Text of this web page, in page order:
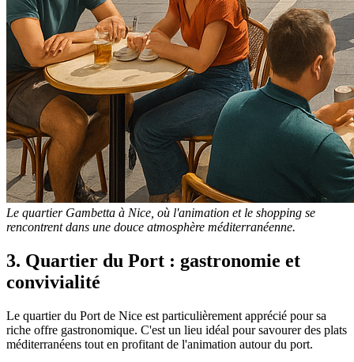
Le quartier Gambetta à Nice, où l'animation et le shopping se
rencontrent dans une douce atmosphère méditerranéenne.
3. Quartier du Port : gastronomie et
convivialité
Le quartier du Port de Nice est particulièrement apprécié pour sa
riche offre gastronomique. C'est un lieu idéal pour savourer des plats
méditerranéens tout en profitant de l'animation autour du port.